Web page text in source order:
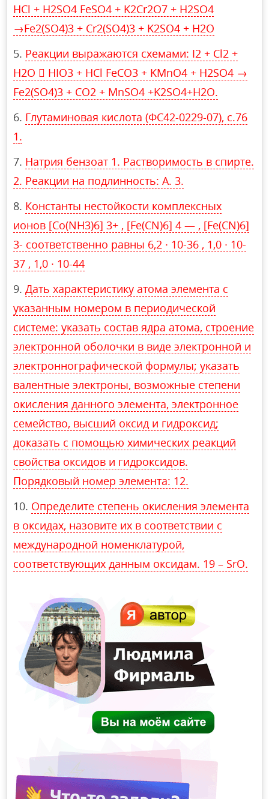
HCl + H2SO4 FeSO4 + K2Cr2O7 + H2SO4
→Fe2(SO4)3 + Cr2(SO4)3 + K2SO4 + H2O
Реакции выражаются схемами: I2 + Cl2 +
Н2О  НIO3 + HCl FeCO3 + KMnO4 + H2SO4 →
Fe2(SO4)3 + CO2 + MnSO4 +K2SO4+H2O.
Глутаминовая кислота (ФС42-0229-07), с.76
1.
Натрия бензоат 1. Растворимость в спирте.
2. Реакции на подлинность: А. 3.
Константы нестойкости комплексных
ионов [Co(NH3)6] 3+ , [Fe(CN)6] 4 — , [Fe(CN)6]
3- соответственно равны 6,2 ∙ 10-36 , 1,0 ∙ 10-
37 , 1,0 ∙ 10-44
Дать характеристику атома элемента с
указанным номером в периодической
системе: указать состав ядра атома, строение
электронной оболочки в виде электронной и
электроннографической формулы; указать
валентные электроны, возможные степени
окисления данного элемента, электронное
семейство, высший оксид и гидроксид;
доказать с помощью химических реакций
свойства оксидов и гидроксидов.
Порядковый номер элемента: 12.
Определите степень окисления элемента
в оксидах, назовите их в соответствии с
международной номенклатурой,
соответствующих данным оксидам. 19 – SrO.